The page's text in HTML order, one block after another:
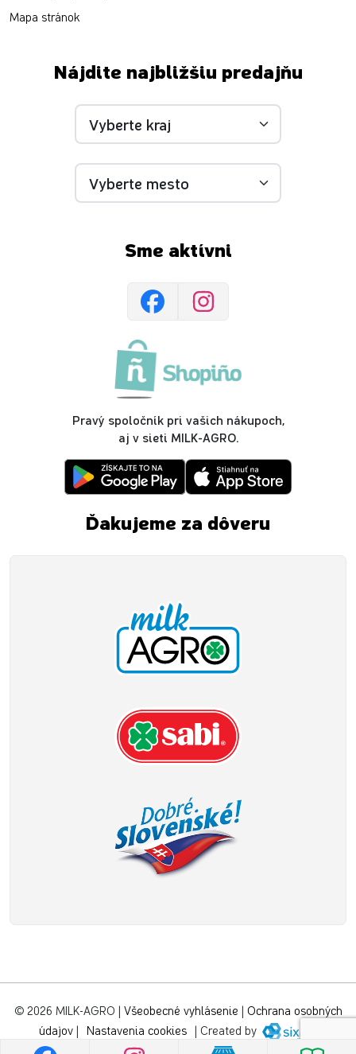
Mapa stránok
Nájdite najbližšiu predajňu
Sme aktívni
Pravý spoločník pri vašich nákupoch,
aj v sieti MILK-AGRO.
Ďakujeme za dôveru
© 2026 MILK-AGRO Všeobecné vyhlásenie
Ochrana osobných
údajov| Nastavenia cookies Created by